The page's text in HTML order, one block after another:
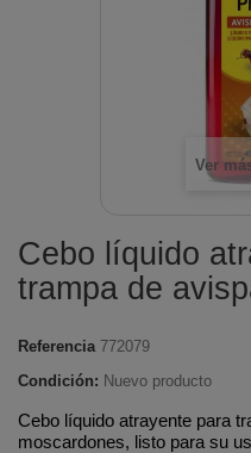
Ver
Cebo líquido
trampa de
Referencia 772079
Condición: Nuevo producto
Cebo líquido atrayente para
moscardones, listo para su